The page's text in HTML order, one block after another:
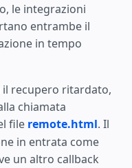
le integrazioni
entrambe il
in tempo
il recupero ritardato,
chiamata
file remote.html. Il
in entrata come
un altro callback